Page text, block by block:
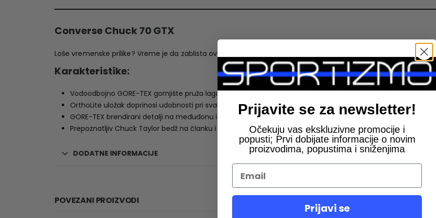
Converse Chuck 70 GTX
Loše vremenske prilike? Vreme je da zablista ovaj premium Chuck model sa GORE-TEX tehnologijom.
Karakteristike:
Vodoodbojno GORE-TEX gornjište pruža lagan i prozračan osećaj uz zaštitu u različitim vremenskim
OrthoLite uložak doprinosi udobnosti pri svakom koraku
GORE-TEX brendirani detalji na međuđonu i gornjištu
Prepoznatljiv Chuck Taylor bedž na članku i All Star pločica na peti
DODATNE INFORMACIJE
POVEZANI PROIZVODI
Prijavite se za newsletter!
Očekuju vas ekskluzivne promocije i
popusti; Prvi dobijate informacije o novim
proizvodima, popustima i sniženjima
Prijavi se